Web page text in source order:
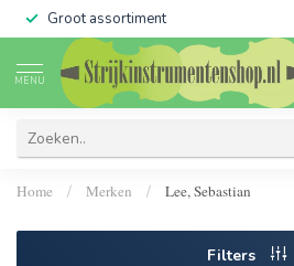
Groot assortiment
MENU
Home / Merken / Lee, Sebastian
Filters